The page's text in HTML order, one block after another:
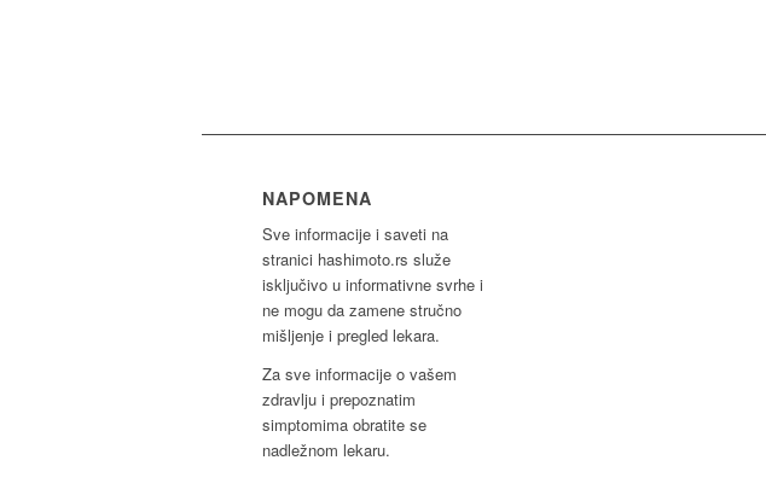
NAPOMENA
Sve informacije i saveti na
stranici hashimoto.rs služe
isključivo u informativne svrhe i
ne mogu da zamene stručno
mišljenje i pregled lekara.
Za sve informacije o vašem
zdravlju i prepoznatim
simptomima obratite se
nadležnom lekaru.